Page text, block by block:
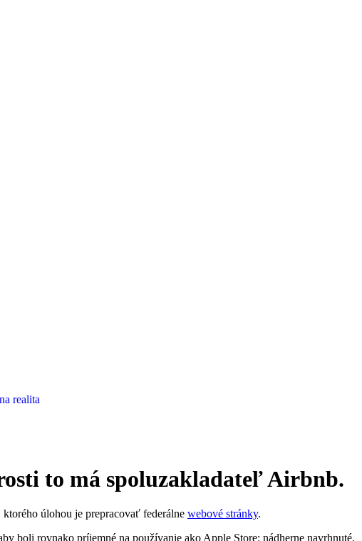
realita
to má spoluzakladateľ Airbnb.
úlohou je prepracovať federálne webové stránky.
boli rovnako príjemné na používanie ako Apple Store: nádherne navrhnuté,